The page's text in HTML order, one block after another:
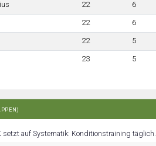
22 6
22 6
22 5
23 5
setzt auf Systematik: Konditionstraining täglich.